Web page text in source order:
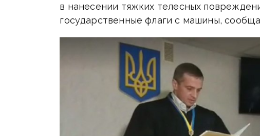
в нанесении тяжких телесных
государственные флаги с машины,